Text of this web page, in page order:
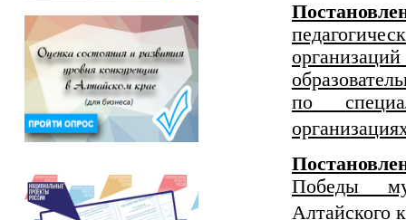
по
Победы
Алтайского